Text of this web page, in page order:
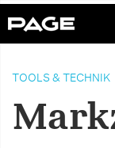
TOOLS & TECHNIK